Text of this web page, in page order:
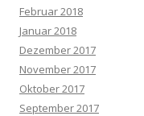
Februar 2018
Januar 2018
Dezember 2017
November 2017
Oktober 2017
September 2017